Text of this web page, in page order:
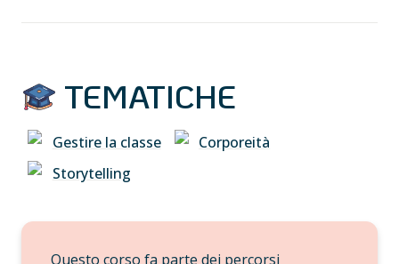
TEMATICHE
Gestire la classe
Corporeità
Storytelling
Questo corso fa parte dei percorsi